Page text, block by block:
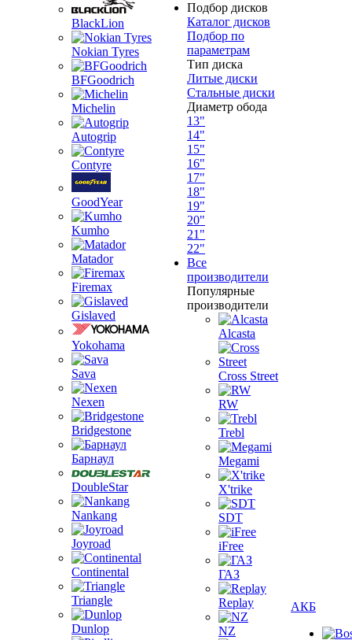
BlackLion
Nokian Tyres
BFGoodrich
Michelin
Autogrip
Contyre
GoodYear
Kumho
Matador
Firemax
Gislaved
Yokohama
Sava
Nexen
Bridgestone
Барнаул
DoubleStar
Nankang
Joyroad
Continental
Triangle
Dunlop
Подбор дисков
Каталог дисков
Подбор по
параметрам
Тип диска
Литые диски
Стальные диски
Диаметр обода
13"
14"
15"
16"
17"
18"
19"
20"
21"
22"
Все
производители
Популярные
производители
Alcasta
Cross Street
RW
Trebl
Megami
X'trike
SDT
iFree
ГАЗ
Replay
NZ
АКБ